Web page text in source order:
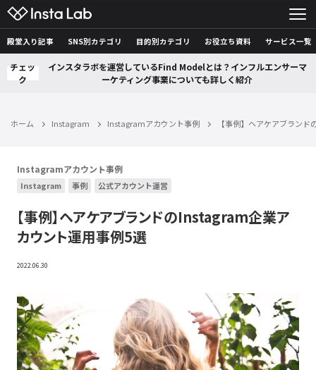
殿堂入り記事 SNS別カテゴリ 目的別カテゴリ お役立ち資料 サービス一覧
チェッ
ク
インスタラボを運営しているFind Modelとは？インフルエンサーマ
ーケティング事業についても詳しく紹介
ホーム Instagram Instagramアカウント事例 【事例】ヘアケアブラン
Instagramアカウント事例
Instagram 事例 公式アカウント運営
【事例】ヘアケアブランドのInstagram企業ア
カウント運用事例5選
2022.06.30